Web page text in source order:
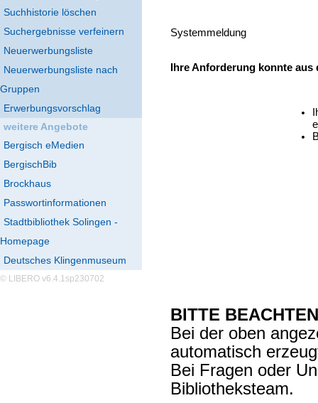
Suchhistorie löschen
Suchergebnisse verfeinern
Neuerwerbungsliste
Neuerwerbungsliste nach
Gruppen
Erwerbungsvorschlag
weitere Angebote
Bergisch eMedien
BergischBib
Brockhaus
Passwortinformationen
Stadtbibliothek Solingen -
Homepage
Deutsches Klingenmuseum
© LIBERO v6.4.1sp230702
Systemmeldung
Ihre Anforderung konnte
BITTE
Bei der oben
automatisch
Bei Fragen oder
Bibliotheksteam.